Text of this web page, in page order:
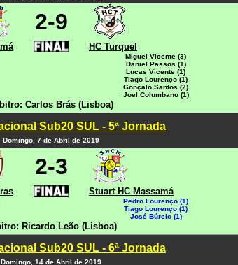
2-9
HC Turquel
Miguel Vicente (3)
Daniel Passos (1)
Lucas Vicente (1)
Tiago Lourenço (1)
Gonçalo Santos (2)
Joel Columbano (1)
Carlos Brás (Lisboa)
Sub20 SUL - 5ª Jornada
Domingo, 7 de Abril de 2019
2-3
Stuart HC Massamá
Pedro Lourenço (1)
Tiago Lourenço (1)
José Búrcio (1)
Ricardo Leão (Lisboa)
Sub20 SUL - 6ª Jornada
Domingo, 14 de Abril de 2019